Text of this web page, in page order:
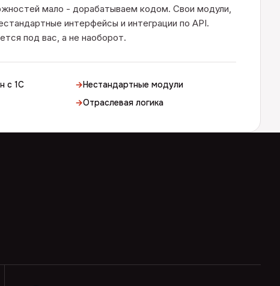
мало - дорабатываем кодом. Свои модули,
интерфейсы и интеграции по API.
под вас, а не наоборот.
с 1С →Нестандартные модули
→Отраслевая логика